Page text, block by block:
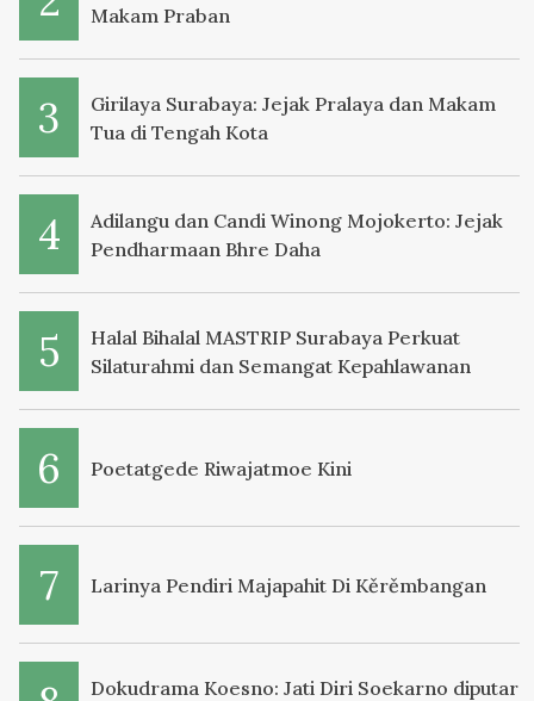
Makam Praban
Girilaya Surabaya: Jejak Pralaya dan Makam
Tua di Tengah Kota
Adilangu dan Candi Winong Mojokerto: Jejak
Pendharmaan Bhre Daha
Halal Bihalal MASTRIP Surabaya Perkuat
Silaturahmi dan Semangat Kepahlawanan
Poetatgede Riwajatmoe Kini
Larinya Pendiri Majapahit Di Kěrěmbangan
Dokudrama Koesno: Jati Diri Soekarno diputar